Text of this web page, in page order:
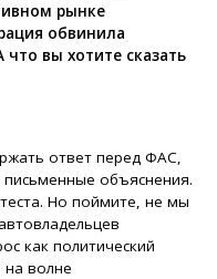
рынке
обвинила
вы хотите сказать
ответ перед ФАС,
объяснения.
Но поймите, не мы
как политический
волне